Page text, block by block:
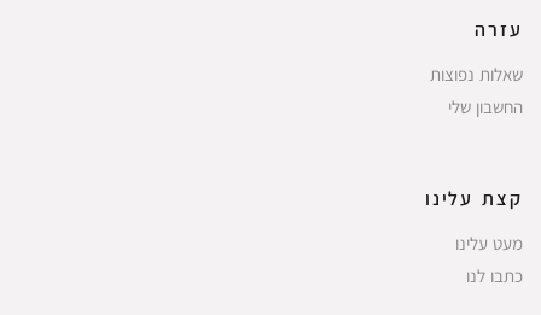
עזרה
שאלות נפוצות
החשבון שלי
קצת עלינו
מעט עלינו
כתבו לנו